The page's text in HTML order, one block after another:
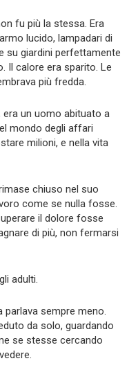
fu più la stessa. Era
lucido, lampadari di
su giardini perfettamente
Il calore era sparito. Le
più fredda.
era un uomo abituato a
mondo degli affari
milioni, e nella vita
chiuso nel suo
come se nulla fosse.
il dolore fosse
di più, non fermarsi
adulti.
parlava sempre meno.
da solo, guardando
se stesse cercando